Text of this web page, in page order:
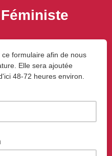
formulaire afin de nous
Elle sera ajoutée
48-72 heures environ.